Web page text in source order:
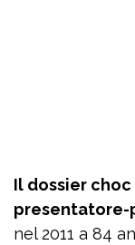
Il dossier choc
presentatore-
nel 2011 a 84